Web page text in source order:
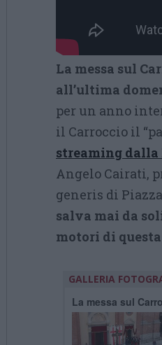
La messa sul
all’ultima
per un anno
il Carroccio il
streaming dalla
Angelo Cairati,
generis di
salva mai da
motori di
GALLERIA
La messa sul